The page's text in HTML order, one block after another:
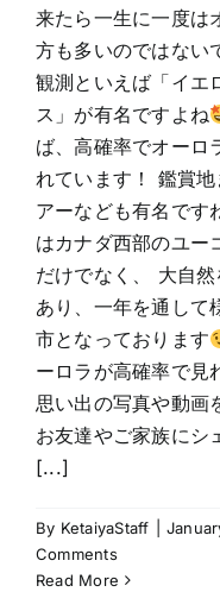
来たら一生に一度は
方も多いのではない
観測といえば「イエ
ス」が有名ですよね
ば、高確率でオーロ
れています！ 鑑賞
アーなども有名です
はカナダ西部のユー
だけでなく、 大自
あり、一年を通して
市となっております
ーロラが高確率で見
思い出の写真や動画
お友達やご家族にシ
[...]
By KetaiyaStaff
Comments
Read More